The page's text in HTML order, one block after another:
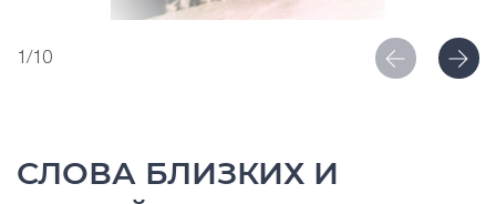
1/10
СЛОВА БЛИЗКИХ И